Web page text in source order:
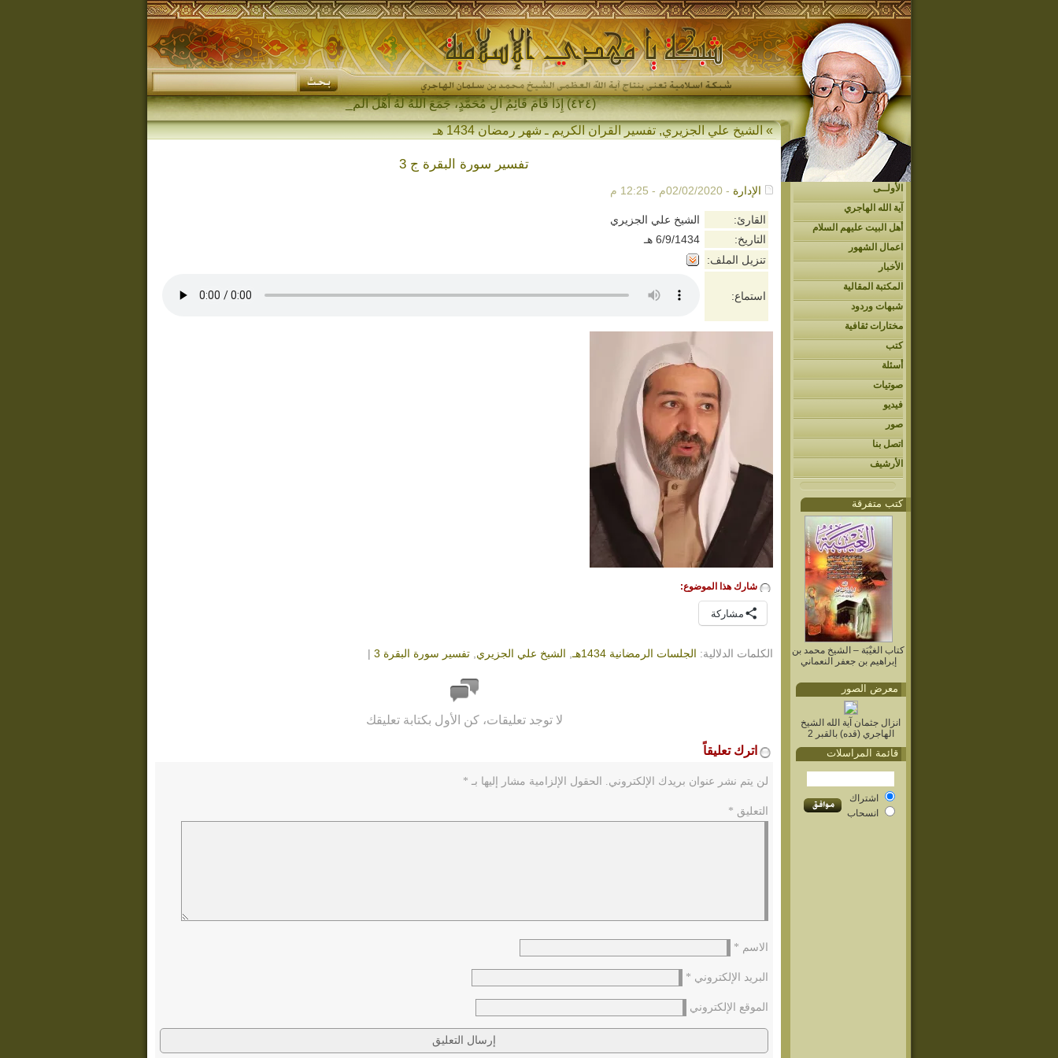
(٤٢٤) إِذَا قَامَ قَائِمُ آلِ مُحَمَّدٍ، جَمَعَ اللهُ لَهُ أَهْلَ المَشْرِقِ _
الأولــى
آية الله الهاجري
أهل البيت عليهم السلام
اعمال الشهور
الأخبار
المكتبة المقالية
شبهات وردود
مختارات ثقافية
كتب
أسئلة
صوتيات
فيديو
صور
اتصل بنا
الأرشيف
كتب متفرقة
كتاب الغيْبَة – الشيخ محمد بن
إبراهيم بن جعفر النعماني
معرض الصور
انزال جثمان آية الله الشيخ
الهاجري (قده) بالقبر 2
قائمة المراسلات
اشتراك
انسحاب
»الشيخ علي الجزيري,تفسير القران الكريم ـ شهر رمضان 1434 هـ
تفسير سورة البقرة ج 3
الإدارة - 02/02/2020م - 12:25 م
القارئ:
الشيخ علي الجزيري
التاريخ:
6/9/1434 هـ
تنزيل الملف:
استماع:
شارك هذا الموضوع:
مشاركة
الكلمات الدلالية: الجلسات الرمضانية 1434هـ الشيخ علي الجزيري تفسير سورة البقرة 3 |
لا توجد تعليقات، كن الأول بكتابة تعليقك
اترك تعليقاً
لن يتم نشر عنوان بريدك الإلكتروني. الحقول الإلزامية مشار إليها بـ *
التعليق *
الاسم *
البريد الإلكتروني *
الموقع الإلكتروني